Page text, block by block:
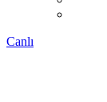
Canlı